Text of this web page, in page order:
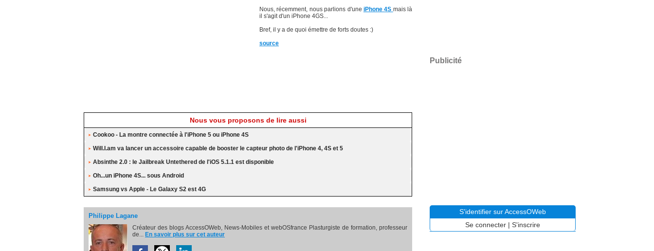
Nous, récemment, nous parlions d'une iPhone 4S mais là
il s'agit d'un iPhone 4GS...
Bref, il y a de quoi émettre de forts doutes :)
source
Nous vous proposons de lire aussi
Cookoo - La montre connectée à l'iPhone 5 ou iPhone 4S
Will.I.am va lancer un accessoire capable de booster le capteur photo de l'iPhone 4, 4S et 5
Absinthe 2.0 : le Jailbreak Untethered de l'iOS 5.1.1 est disponible
Oh...un iPhone 4S... sous Android
Samsung vs Apple - Le Galaxy S2 est 4G
Philippe Lagane
Créateur des blogs AccessOWeb, News-Mobiles et webOSfrance Plasturgiste de formation, professeur
de... En savoir plus sur cet auteur
Publicité
S'identifier sur AccessOWeb
Se connecter | S'inscrire